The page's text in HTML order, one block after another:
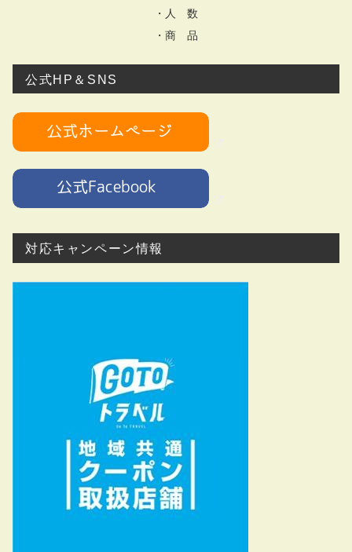
・人 数
・商 品
公式HP＆SNS
対応キャンペーン情報